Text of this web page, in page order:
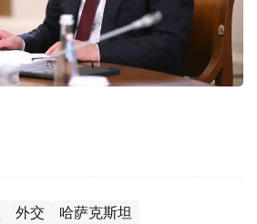
外交 哈萨克斯坦